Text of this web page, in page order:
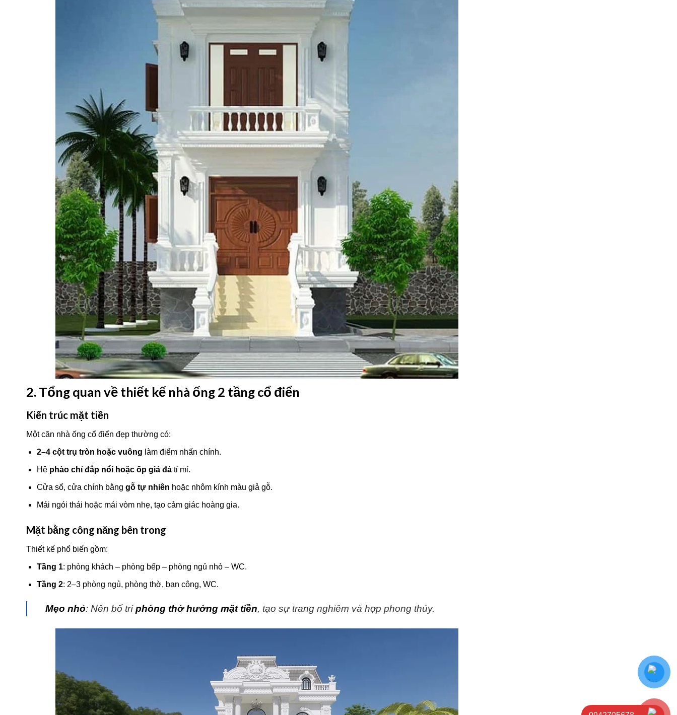
2. Tổng quan về thiết kế nhà ống 2 tầng cổ điển
Kiến trúc mặt tiền
Một căn nhà ống cổ điển đẹp thường có:
2–4 cột trụ tròn hoặc vuông làm điểm nhấn chính.
Hệ phào chỉ đắp nổi hoặc ốp giả đátỉ mỉ.
Cửa sổ, cửa chính bằng gỗ tự nhiên hoặc nhôm kính màu giả gỗ.
Mái ngói thái hoặc mái vòm nhẹ, tạo cảm giác hoàng gia.
Mặt bằng công năng bên trong
Thiết kế phổ biến gồm:
Tầng 1: phòng khách – phòng bếp – phòng ngủ nhỏ – WC.
Tầng 2: 2–3 phòng ngủ, phòng thờ, ban công, WC.
Mẹo nhỏ: Nên bố tríphòng thờ hướng mặt tiền, tạo sự trang nghiêm và hợp phong thủy.